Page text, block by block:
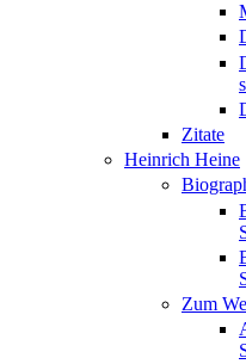
Zitate
Heinrich Heine
Zum